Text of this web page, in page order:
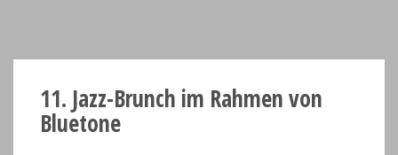
11. Jazz-Brunch im Rahmen von
Bluetone